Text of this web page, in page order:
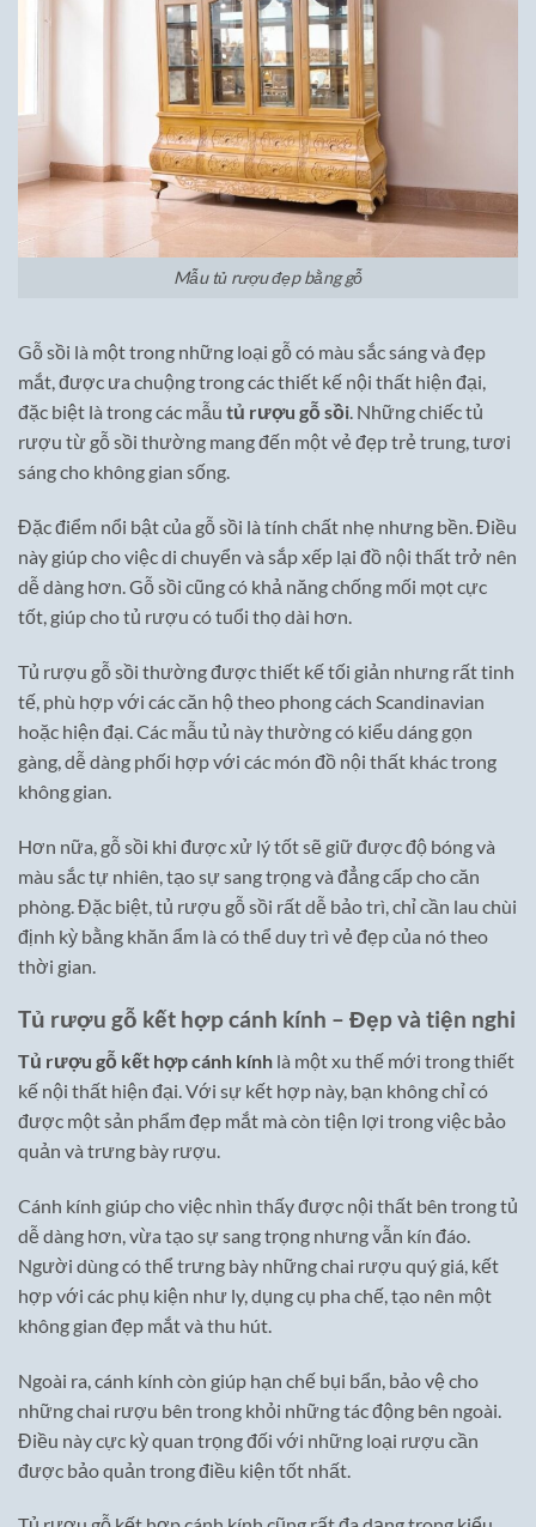
Mẫu tủ rượu đẹp bằng gỗ
Gỗ sồi là một trong những loại gỗ có màu sắc sáng và đẹp
mắt, được ưa chuộng trong các thiết kế nội thất hiện đại,
đặc biệt là trong các mẫu tủ rượu gỗ sồi. Những chiếc tủ
rượu từ gỗ sồi thường mang đến một vẻ đẹp trẻ trung, tươi
sáng cho không gian sống.
Đặc điểm nổi bật của gỗ sồi là tính chất nhẹ nhưng bền. Điều
này giúp cho việc di chuyển và sắp xếp lại đồ nội thất trở nên
dễ dàng hơn. Gỗ sồi cũng có khả năng chống mối mọt cực
tốt, giúp cho tủ rượu có tuổi thọ dài hơn.
Tủ rượu gỗ sồi thường được thiết kế tối giản nhưng rất tinh
tế, phù hợp với các căn hộ theo phong cách Scandinavian
hoặc hiện đại. Các mẫu tủ này thường có kiểu dáng gọn
gàng, dễ dàng phối hợp với các món đồ nội thất khác trong
không gian.
Hơn nữa, gỗ sồi khi được xử lý tốt sẽ giữ được độ bóng và
màu sắc tự nhiên, tạo sự sang trọng và đẳng cấp cho căn
phòng. Đặc biệt, tủ rượu gỗ sồi rất dễ bảo trì, chỉ cần lau chùi
định kỳ bằng khăn ẩm là có thể duy trì vẻ đẹp của nó theo
thời gian.
Tủ rượu gỗ kết hợp cánh kính – Đẹp và tiện nghi
Tủ rượu gỗ kết hợp cánh kính là một xu thế mới trong thiết
kế nội thất hiện đại. Với sự kết hợp này, bạn không chỉ có
được một sản phẩm đẹp mắt mà còn tiện lợi trong việc bảo
quản và trưng bày rượu.
Cánh kính giúp cho việc nhìn thấy được nội thất bên trong tủ
dễ dàng hơn, vừa tạo sự sang trọng nhưng vẫn kín đáo.
Người dùng có thể trưng bày những chai rượu quý giá, kết
hợp với các phụ kiện như ly, dụng cụ pha chế, tạo nên một
không gian đẹp mắt và thu hút.
Ngoài ra, cánh kính còn giúp hạn chế bụi bẩn, bảo vệ cho
những chai rượu bên trong khỏi những tác động bên ngoài.
Điều này cực kỳ quan trọng đối với những loại rượu cần
được bảo quản trong điều kiện tốt nhất.